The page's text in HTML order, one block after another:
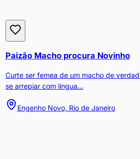
Paizão Macho procura Novinho
Curte ser femea de um macho de
se arrepiar com lingua...
Engenho Novo, Rio de Janeiro